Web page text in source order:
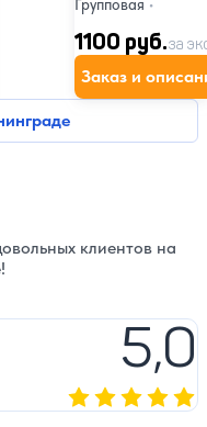
Групповая •
1100 руб.за
Заказ и
клиентов на
5,0